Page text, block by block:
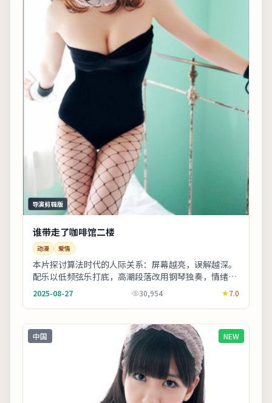
导演剪辑版
谁带走了咖啡馆二楼
动漫 爱情
本片探讨算法时代的人际关系：屏幕越亮，误解越深。
配乐以低频弦乐打底，高潮段落改用钢琴独奏，情绪克
制而有后劲。友情提示：部分镜头闪烁较快，光敏人
2025-08-27 30,954 7.0
中国 NEW